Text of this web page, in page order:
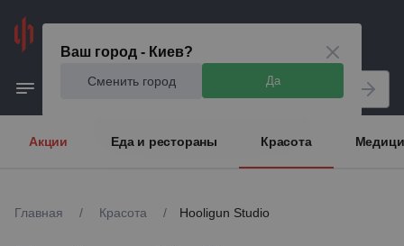
Ваш город - Киев?
Сменить город Да
Акции Еда и рестораны Красота
Главная / Красота / Hooligun Studio